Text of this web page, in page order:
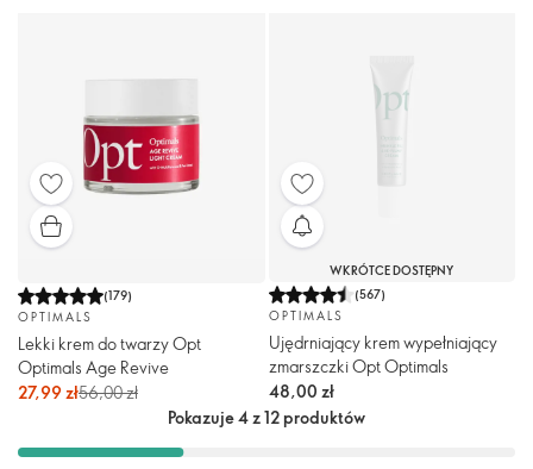
(179)
OPTIMALS
Lekki krem do twarzy Opt
Optimals Age Revive
27,99 zł56,00 zł
WKRÓTCE DOSTĘPNY
(567)
OPTIMALS
Ujędrniający krem wypełniający
zmarszczki Opt Optimals
48,00 zł
Pokazuje 4 z 12 produktów